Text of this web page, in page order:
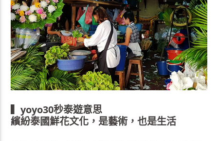
▍yoyo30秒泰遊意思
繽紛泰國鮮花文化，是藝術，也是生活